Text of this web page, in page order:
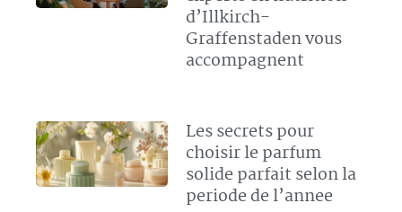
d’Illkirch-
Graffenstaden vous
accompagnent
Les secrets pour
choisir le parfum
solide parfait selon la
periode de l’annee